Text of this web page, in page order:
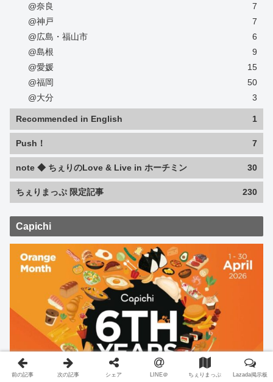
@奈良
7
@神戸
7
@広島・福山市
6
@島根
9
@愛媛
15
@福岡
50
@大分
3
Recommended in English 1
Push！ 7
note ◆ ちぇりのLove & Live in ホーチミン 30
ちぇりまっぷ 限定記事 230
Capichi
前の記事 次の記事 シェア LINE＠ ちぇりまっぷ Lazada掲示板